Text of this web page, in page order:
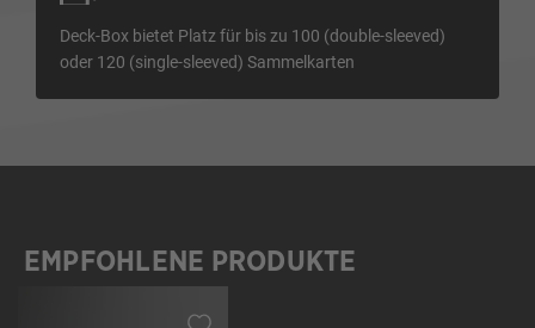
Deck-Box bietet Platz für bis zu 100 (double-sleeved)
oder 120 (single-sleeved) Sammelkarten
Produktgalerie überspringen
EMPFOHLENE PRODUKTE